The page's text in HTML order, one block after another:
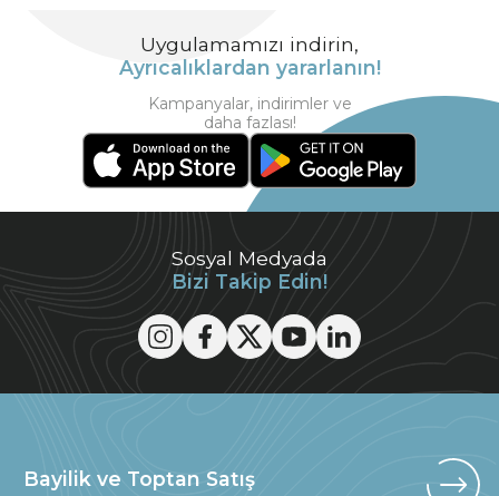
Sosyal Medyada
Bizi Takip Edin!
Uygulamamızı indirin,
Ayrıcalıklardan yararlanın!
Kampanyalar, indirimler ve
daha fazlası!
Bayilik ve Toptan Satış